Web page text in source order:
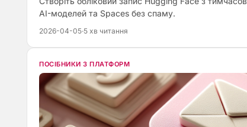
AI-моделей та Spaces без спаму.
2026-04-05·5 хв читання
ПОСІБНИКИ З ПЛАТФОРМ